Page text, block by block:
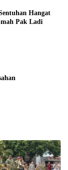
Hangat
Pak Ladi